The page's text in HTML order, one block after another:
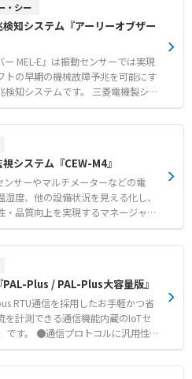
より遠い距離からの微小なガス漏れ
定 ●部分放電の検出および放電タイ
イム防止
。 高精度な位置決めにより、限ら
が可能となり、基板設計の自由度が
ーキング装置を生産管理システムと
計画との連携や製造情報の追跡が可
レクトマーキング ●PLCやGOT採用
常時パソコン接続不要の安定運用 ●
次元コードの高速印字 ●トレーサビ
による生産計画の共有と製造情報
補正や印字後コード読取などのオプ
流出防止
・シー
知システム『アーリーオブザー
ー MEL-E』は振動センサーでは実現
トの早期の機械故障予兆を可能にす
検知システムです。 三菱電機製シー
ズにスマート接続でき、現場のシー
」を実現します。 【機械故障
ム等亀裂確認 ●圧力容器亀裂確認
●ドリル加工良
判別 ●刃具健全性確認 ●アーク溶
スワーク/型割れ監視 ●各種クラッ
システム『CEW-M4』
ンサーやマルチメーターなどの電
度、他の設備状況を見える化し、
・品質向上を実現するマネージャー
き、小規模から大規模まで幅広く
ーズ、PAL-Temp）はもとより、多
いるModbusプロトコル機器を管理
、様々なセンサーを統合して効率的
、クラウド上での利用や既存の自
築可能であり、新規サーバーの導入
対応いたします。 ■設定変更
本製品は、ユーザー様からいただ
Plus / PAL-Plus大容量版』
RTU通信を採用したお手軽かつ省
を計測できる通信機能内蔵のIoTセ
に汎用性の
485）を採用しています。 ●分割
ため、すでに運用中の設備へも容易